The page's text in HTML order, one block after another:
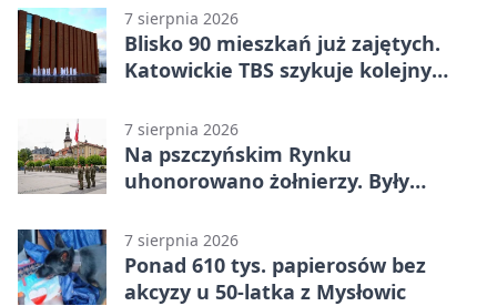
7 sierpnia 2026
Blisko 90 mieszkań już zajętych.
Katowickie TBS szykuje kolejny
7 sierpnia 2026
Na pszczyńskim Rynku
uhonorowano żołnierzy. Były
7 sierpnia 2026
Ponad 610 tys. papierosów bez
akcyzy u 50-latka z Mysłowic